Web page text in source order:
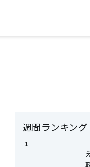
週間ランキング